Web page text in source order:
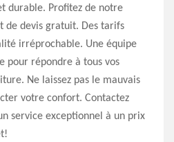
durable. Profitez de notre
de devis gratuit. Des tarifs
irréprochable. Une équipe
pour répondre à tous vos
Ne laissez pas le mauvais
votre confort. Contactez
service exceptionnel à un prix